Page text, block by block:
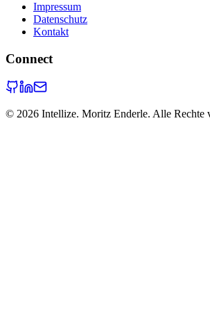
Impressum
Datenschutz
Kontakt
Connect
© 2026 Intellize. Moritz Enderle. Alle Rechte